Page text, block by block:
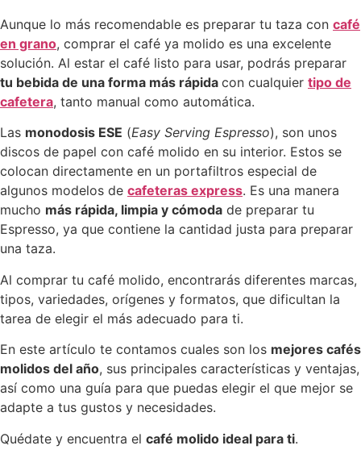
Aunque lo más recomendable es preparar tu taza con café
en grano, comprar el café ya molido es una excelente
solución. Al estar el café listo para usar, podrás preparar
tu bebida de una forma más rápida con cualquier tipo de
cafetera, tanto manual como automática.
Las monodosis ESE (Easy Serving Espresso), son unos
discos de papel con café molido en su interior. Estos se
colocan directamente en un portafiltros especial de
algunos modelos de cafeteras express. Es una manera
mucho más rápida, limpia y cómoda de preparar tu
Espresso, ya que contiene la cantidad justa para preparar
una taza.
Al comprar tu café molido, encontrarás diferentes marcas,
tipos, variedades, orígenes y formatos, que dificultan la
tarea de elegir el más adecuado para ti.
En este artículo te contamos cuales son los mejores cafés
molidos del año, sus principales características y ventajas,
así como una guía para que puedas elegir el que mejor se
adapte a tus gustos y necesidades.
Quédate y encuentra el café molido ideal para ti.